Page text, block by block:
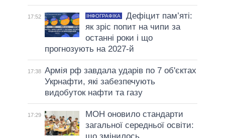
17:52 ІНФОГРАФІКА
Дефіцит пам’яті:
як зріс попит на чипи за
останні роки і що
прогнозують на 2027-й
17:38 Армія рф завдала ударів по 7 об'єктах
Укрнафти, які забезпечують
видобуток нафти та газу
17:29
МОН оновило стандарти
загальної середньої освіти: